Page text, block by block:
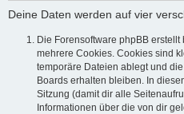
Deine Daten werden auf vier
Die Forensoftware phpBB
mehrere Cookies. Cookies sind
temporäre Dateien ablegt und
Boards erhalten bleiben. In
Sitzung (damit dir alle
Informationen über die von dir